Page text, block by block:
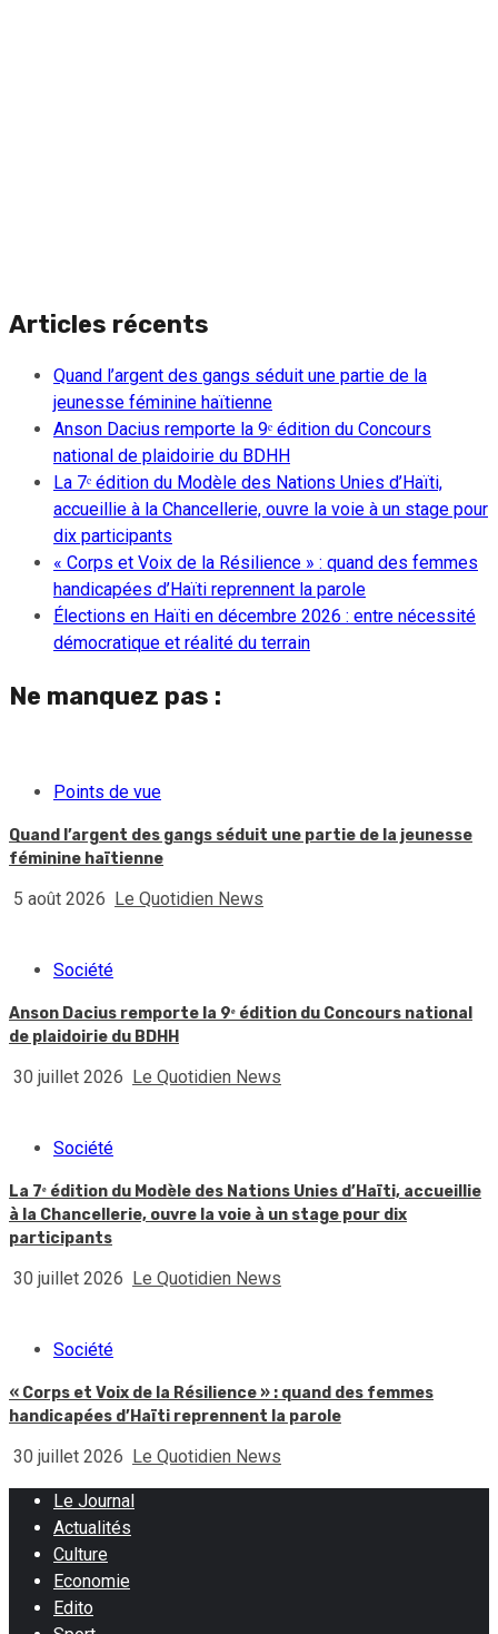
Articles récents
Quand l’argent des gangs séduit une partie de la
jeunesse féminine haïtienne
Anson Dacius remporte la 9ᵉ édition du Concours
national de plaidoirie du BDHH
La 7ᵉ édition du Modèle des Nations Unies d’Haïti,
accueillie à la Chancellerie, ouvre la voie à un stage pour
dix participants
« Corps et Voix de la Résilience » : quand des femmes
handicapées d’Haïti reprennent la parole
Élections en Haïti en décembre 2026 : entre nécessité
démocratique et réalité du terrain
Ne manquez pas :
Points de vue
Quand l’argent des gangs séduit une partie de la jeunesse
féminine haïtienne
5 août 2026 Le Quotidien News
Société
Anson Dacius remporte la 9ᵉ édition du Concours national
de plaidoirie du BDHH
30 juillet 2026 Le Quotidien News
Société
La 7ᵉ édition du Modèle des Nations Unies d’Haïti, accueillie
à la Chancellerie, ouvre la voie à un stage pour dix
participants
30 juillet 2026 Le Quotidien News
Société
« Corps et Voix de la Résilience » : quand des femmes
handicapées d’Haïti reprennent la parole
30 juillet 2026 Le Quotidien News
Le Journal
Actualités
Culture
Economie
Edito